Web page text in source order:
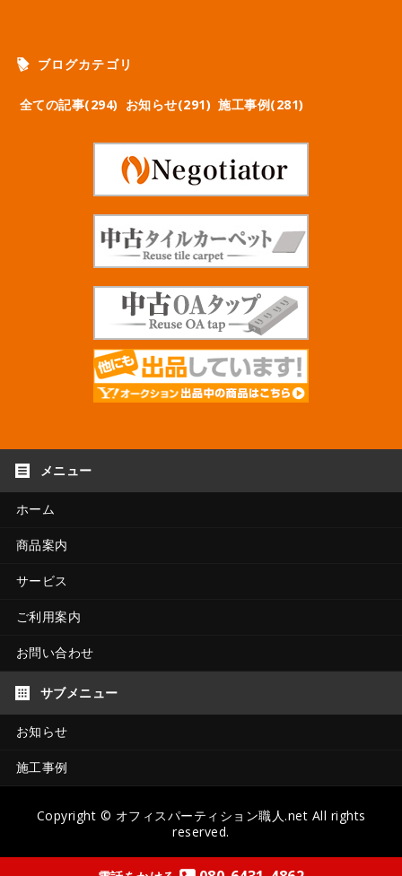
ブログカテゴリ
全ての記事(294) お知らせ(291) 施工事例(281)
ホーム
商品案内
サービス
ご利用案内
お問い合わせ
お知らせ
施工事例
Copyright © オフィスパーティション職人.net All rights
reserved.